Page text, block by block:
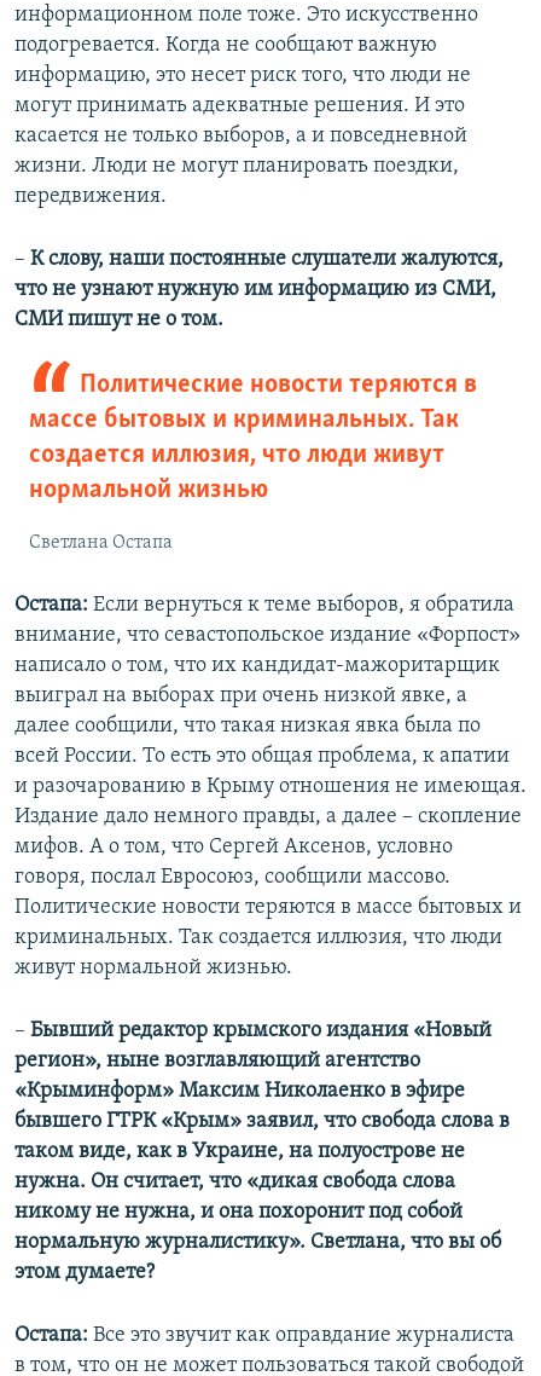
информационном поле тоже. Это искусственно
подогревается. Когда не сообщают важную
информацию, это несет риск того, что люди не
могут принимать адекватные решения. И это
касается не только выборов, а и повседневной
жизни. Люди не могут планировать поездки,
передвижения.
– К слову, наши постоянные слушатели жалуются,
что не узнают нужную им информацию из СМИ,
СМИ пишут не о том.
Политические новости теряются в
массе бытовых и криминальных. Так
создается иллюзия, что люди живут
нормальной жизнью
Светлана Остапа
Остапа: Если вернуться к теме выборов, я обратила
внимание, что севастопольское издание «Форпост»
написало о том, что их кандидат-мажоритарщик
выиграл на выборах при очень низкой явке, а
далее сообщили, что такая низкая явка была по
всей России. То есть это общая проблема, к апатии
и разочарованию в Крыму отношения не имеющая.
Издание дало немного правды, а далее – скопление
мифов. А о том, что Сергей Аксенов, условно
говоря, послал Евросоюз, сообщили массово.
Политические новости теряются в массе бытовых и
криминальных. Так создается иллюзия, что люди
живут нормальной жизнью.
– Бывший редактор крымского издания «Новый
регион», ныне возглавляющий агентство
«Крыминформ» Максим Николаенко в эфире
бывшего ГТРК «Крым» заявил, что свобода слова в
таком виде, как в Украине, на полуострове не
нужна. Он считает, что «дикая свобода слова
никому не нужна, и она похоронит под собой
нормальную журналистику». Светлана, что вы об
этом думаете?
Остапа: Все это звучит как оправдание журналиста
в том, что он не может пользоваться такой свободой